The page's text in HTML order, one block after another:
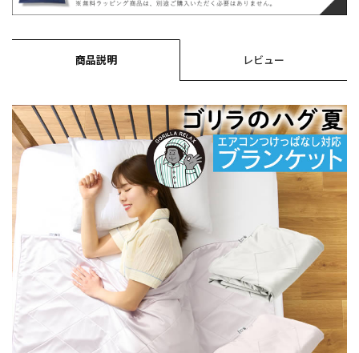
商品説明 レビュー